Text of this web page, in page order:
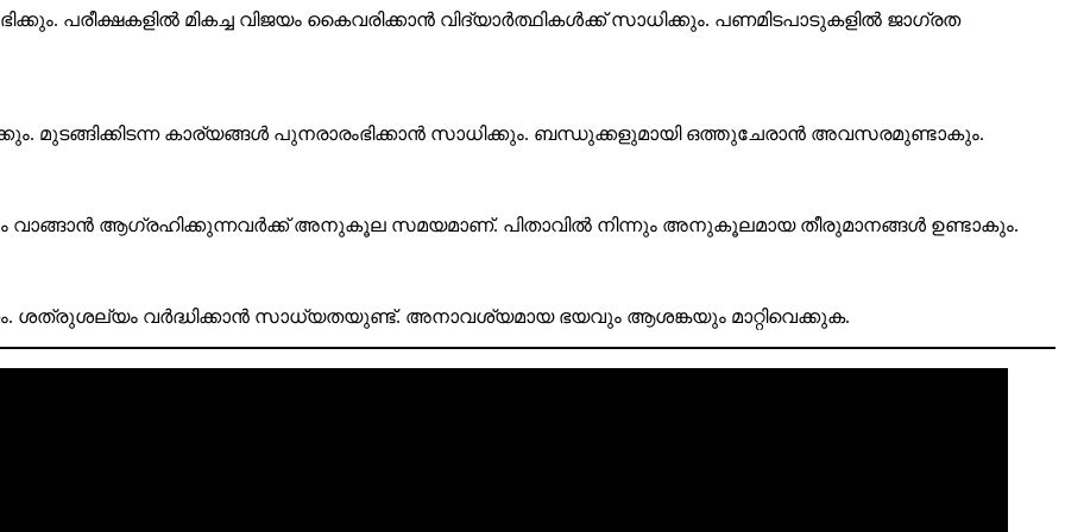
പരീക്ഷകളിൽ മികച്ച വിജയം കൈവരിക്കാൻ വിദ്യാർത്ഥികൾക്ക് സാധിക്കും. പണമിടപാടുകളിൽ ജാഗ്രത
മുടങ്ങിക്കിടന്ന കാര്യങ്ങൾ പുനരാരംഭിക്കാൻ സാധിക്കും. ബന്ധുക്കളുമായി ഒത്തുചേരാൻ അവസരമുണ്ടാകും.
വാങ്ങാൻ ആഗ്രഹിക്കുന്നവർക്ക് അനുകൂല സമയമാണ്. പിതാവിൽ നിന്നും അനുകൂലമായ തീരുമാനങ്ങൾ ഉണ്ടാകും.
വർദ്ധിക്കാൻ സാധ്യതയുണ്ട്. അനാവശ്യമായ ഭയവും ആശങ്കയും മാറ്റിവെക്കുക.